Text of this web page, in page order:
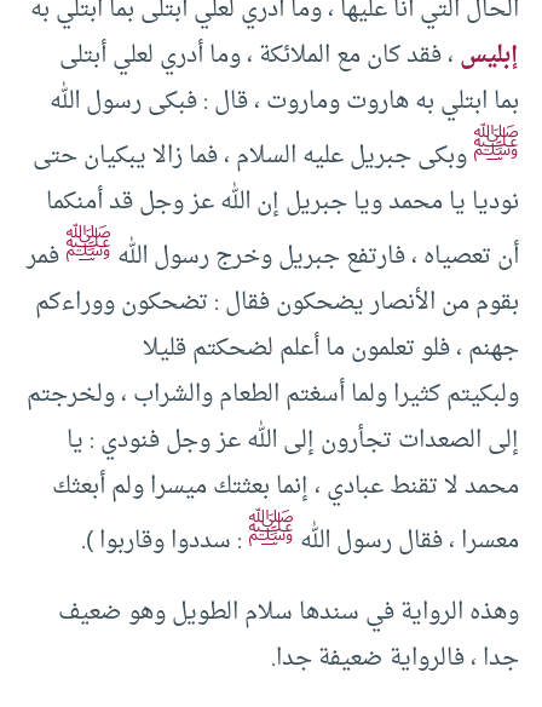
الحال التي أنا عليها ، وما أدري لعلي أبتلى بما ابتلي به
إبليس، فقد كان مع الملائكة ، وما أدري لعلي أبتلى
بما ابتلي به هاروت وماروت ، قال : فبكى رسول الله
ﷺوبكى جبريل عليه السلام ، فما زالا يبكيان حتى
نوديا يا محمد ويا جبريل إن الله عز وجل قد أمنكما
أن تعصياه ، فارتفع جبريل وخرج رسول اللهﷺفمر
بقوم من الأنصار يضحكون فقال : تضحكون ووراءكم
جهنم ، فلو تعلمون ما أعلم لضحكتم قليلا
ولبكيتم كثيرا ولما أسغتم الطعام والشراب ، ولخرجتم
إلى الصعدات تجأرون إلى الله عز وجل فنودي : يا
محمد لا تقنط عبادي ، إنما بعثتك ميسرا ولم أبعثك
معسرا ، فقال رسول اللهﷺ: سددوا وقاربوا ).
وهذه الرواية في سندها سلام الطويل وهو ضعيف
جدا ، فالرواية ضعيفة جدا.